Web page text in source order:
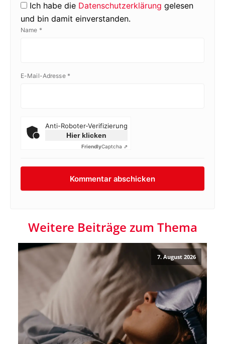
Ich habe die Datenschutzerklärung gelesen
und bin damit einverstanden.
Name *
E-Mail-Adresse *
Anti-Roboter-Verifizierung
Hier klicken
FriendlyCaptcha ⇗
Weitere Beiträge zum Thema
7. August 2026